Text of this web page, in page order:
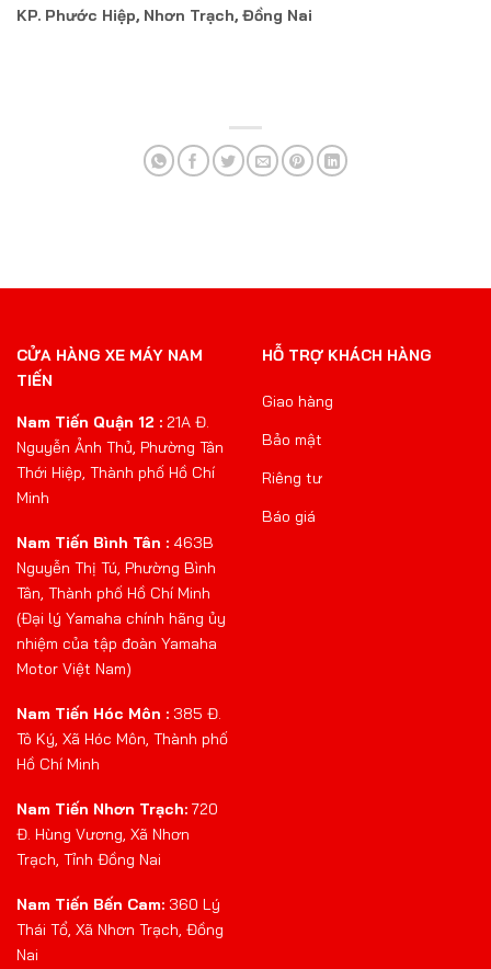
KP. Phước Hiệp, Nhơn Trạch, Đồng Nai
CỬA HÀNG XE MÁY NAM
TIẾN
Nam Tiến Quận 12 : 21A Đ.
Nguyễn Ảnh Thủ, Phường Tân
Thới Hiệp, Thành phố Hồ Chí
Minh
Nam Tiến Bình Tân : 463B
Nguyễn Thị Tú, Phường Bình
Tân, Thành phố Hồ Chí Minh
(Đại lý Yamaha chính hãng ủy
nhiệm của tập đoàn Yamaha
Motor Việt Nam)
Nam Tiến Hóc Môn : 385 Đ.
Tô Ký, Xã Hóc Môn, Thành phố
Hồ Chí Minh
Nam Tiến Nhơn Trạch: 720
Đ. Hùng Vương, Xã Nhơn
Trạch, Tỉnh Đồng Nai
Nam Tiến Bến Cam: 360 Lý
Thái Tổ, Xã Nhơn Trạch, Đồng
Nai
HỖ TRỢ KHÁCH HÀNG
Giao hàng
Bảo mật
Riêng tư
Báo giá